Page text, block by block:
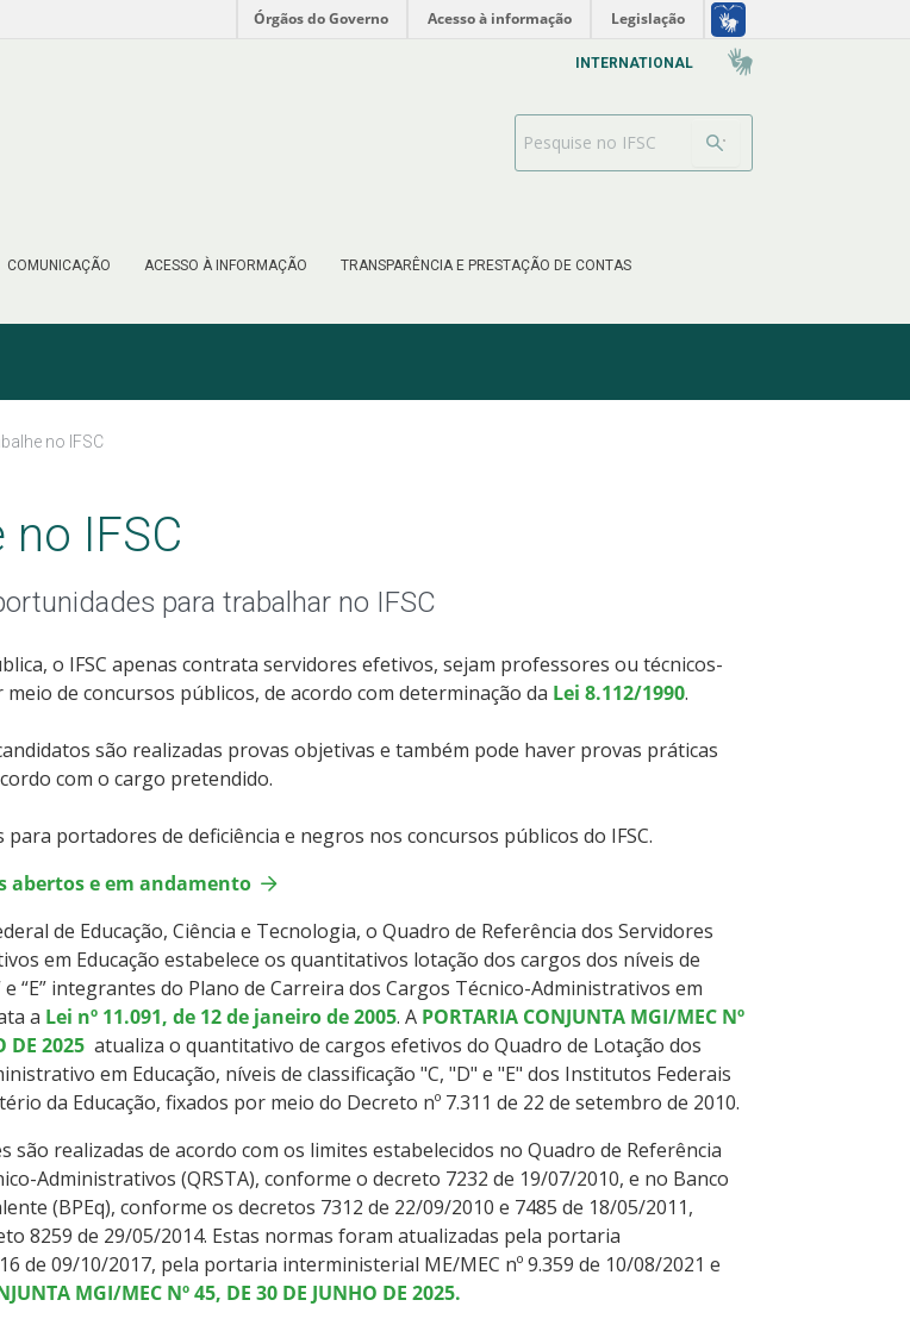
Órgãos do Governo Acesso à informação Legislação
COMUNICAÇÃO ACESSO À INFORMAÇÃO TRANSPARÊNCIA E PRESTAÇÃO DE CONTAS
INTERNATIONAL
Barra de busca
no IFSC
no IFSC
para trabalhar no IFSC
o IFSC apenas contrata servidores efetivos, sejam professores ou técnicos-
de concursos públicos, de acordo com determinação da Lei 8.112/1990.
são realizadas provas objetivas e também pode haver provas práticas
com o cargo pretendido.
para portadores de deficiência e negros nos concursos públicos do IFSC.
abertos e em andamento
de Educação, Ciência e Tecnologia, o Quadro de Referência dos Servidores
em Educação estabelece os quantitativos lotação dos cargos dos níveis de
e “E” integrantes do Plano de Carreira dos Cargos Técnico-Administrativos em
a Lei nº 11.091, de 12 de janeiro de 2005. A PORTARIA CONJUNTA MGI/MEC Nº
DE 2025atualiza o quantitativo de cargos efetivos do Quadro de Lotação dos
em Educação, níveis de classificação "C, "D" e "E" dos Institutos Federais
da Educação, fixados por meio do Decreto nº 7.311 de 22 de setembro de 2010.
são realizadas de acordo com os limites estabelecidos no Quadro de Referência
Administrativos (QRSTA), conforme o decreto 7232 de 19/07/2010, e no Banco
(BPEq), conforme os decretos 7312 de 22/09/2010 e 7485 de 18/05/2011,
8259 de 29/05/2014. Estas normas foram atualizadas pela portaria
de 09/10/2017, pela portaria interministerial ME/MEC nº 9.359 de 10/08/2021 e
MGI/MEC Nº 45, DE 30 DE JUNHO DE 2025.